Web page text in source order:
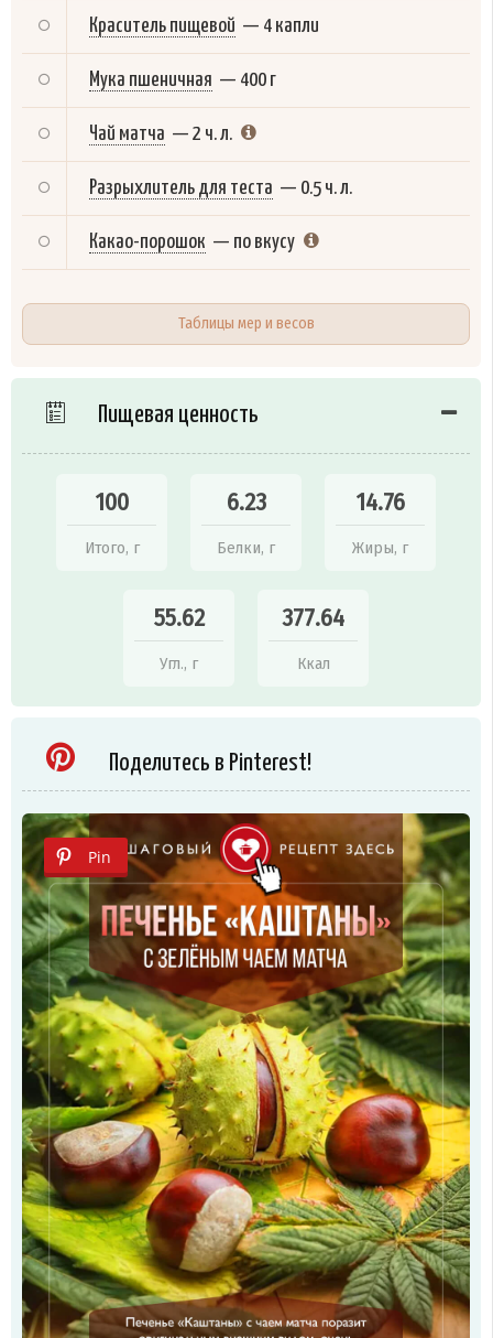
Краситель пищевой — 4 капли
Мука пшеничная — 400 г
Чай матча — 2 ч. л.
Разрыхлитель для теста — 0.5 ч. л.
Какао-порошок — по вкусу
Таблицы мер и весов
Пищевая ценность
100
Итого, г
6.23
Белки, г
14.76
Жиры, г
55.62
Угл., г
377.64
Ккал
Поделитесь в Pinterest!
Pin